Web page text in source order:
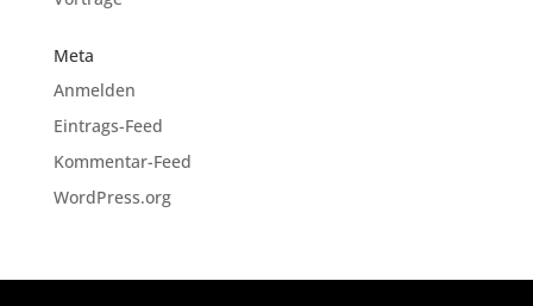
Meta
Anmelden
Eintrags-Feed
Kommentar-Feed
WordPress.org